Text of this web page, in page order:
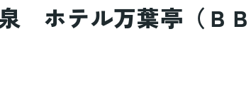
ホテル万葉亭（ＢＢ